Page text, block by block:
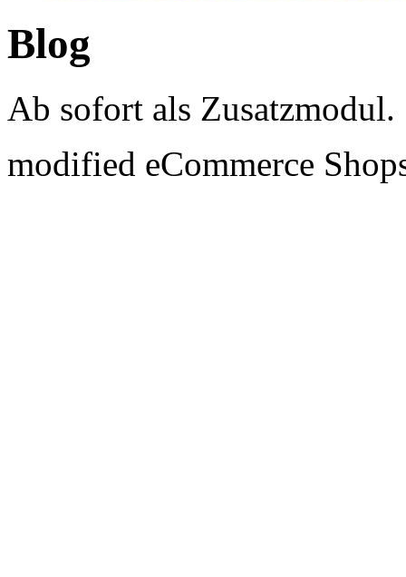
Blog
Ab sofort als Zusatzmodul.
modified eCommerce